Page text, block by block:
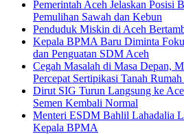
Pemerintah Aceh Jelaskan Posisi
Pemulihan Sawah dan Kebun
Penduduk Miskin di Aceh
Kepala BPMA Baru Diminta
dan Penguatan SDM Aceh
Cegah Masalah di Masa Depan,
Percepat Sertipikasi Tanah
Dirut SIG Turun Langsung ke
Semen Kembali Normal
Menteri ESDM Bahlil Lahadalia
Kepala BPMA